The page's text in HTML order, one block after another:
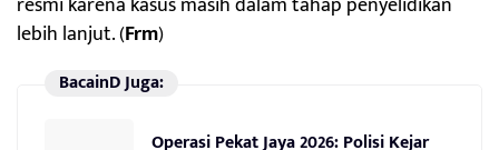
lebih lanjut. (Frm)
BacainD Juga:
Operasi Pekat Jaya 2026: Polisi Kejar